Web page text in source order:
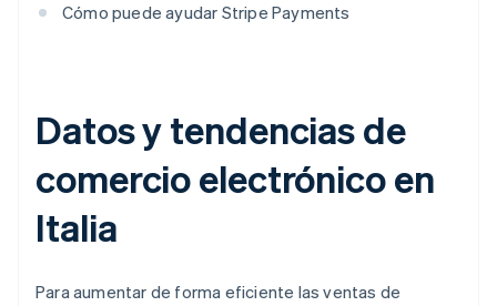
Cómo puede ayudar Stripe Payments
Datos y tendencias de
comercio electrónico en
Italia
Para aumentar de forma eficiente las ventas de